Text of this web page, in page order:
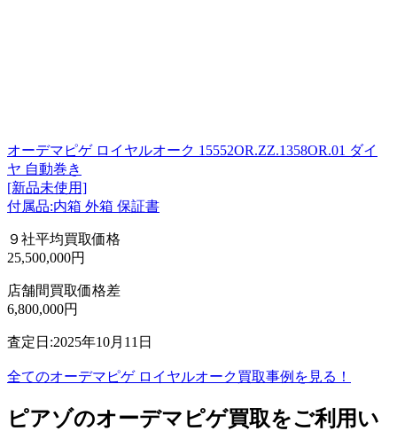
オーデマピゲ ロイヤルオーク 15552OR.ZZ.1358OR.01 ダイ
ヤ 自動巻き
[新品未使用]
付属品:内箱 外箱 保証書
９社平均買取価格
25,500,000円
店舗間買取価格差
6,800,000円
査定日:2025年10月11日
全てのオーデマピゲ ロイヤルオーク買取事例を見る！
ピアゾのオーデマピゲ買取をご利用い